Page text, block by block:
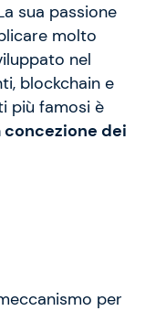
sua passione
molto
nel
blockchain e
più famosi è
concezione dei
per